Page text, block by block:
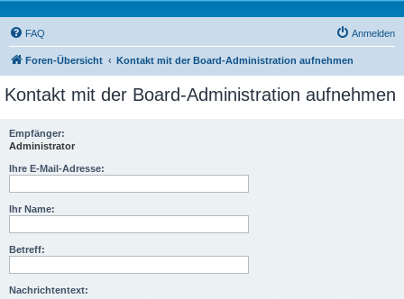
FAQ Anmelden
Foren-Übersicht Kontakt mit der Board-Administration aufnehmen
Kontakt mit der Board-Administration aufnehmen
Empfänger:
Administrator
Ihre E-Mail-Adresse:
Ihr Name:
Betreff:
Nachrichtentext: